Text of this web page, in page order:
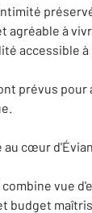
agréable à
accessible à
prévus pour
au cœur d'Évian
vue
budget